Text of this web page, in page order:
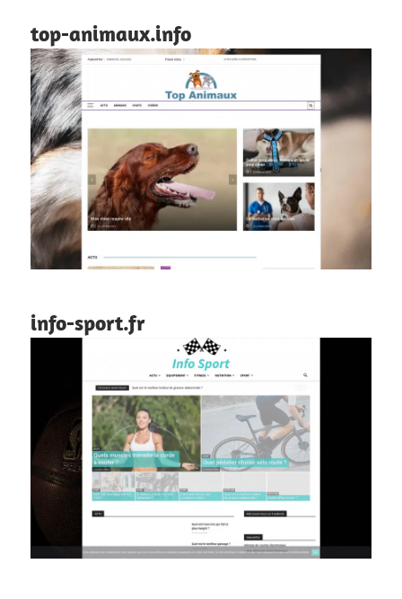
top-animaux.info
info-sport.fr